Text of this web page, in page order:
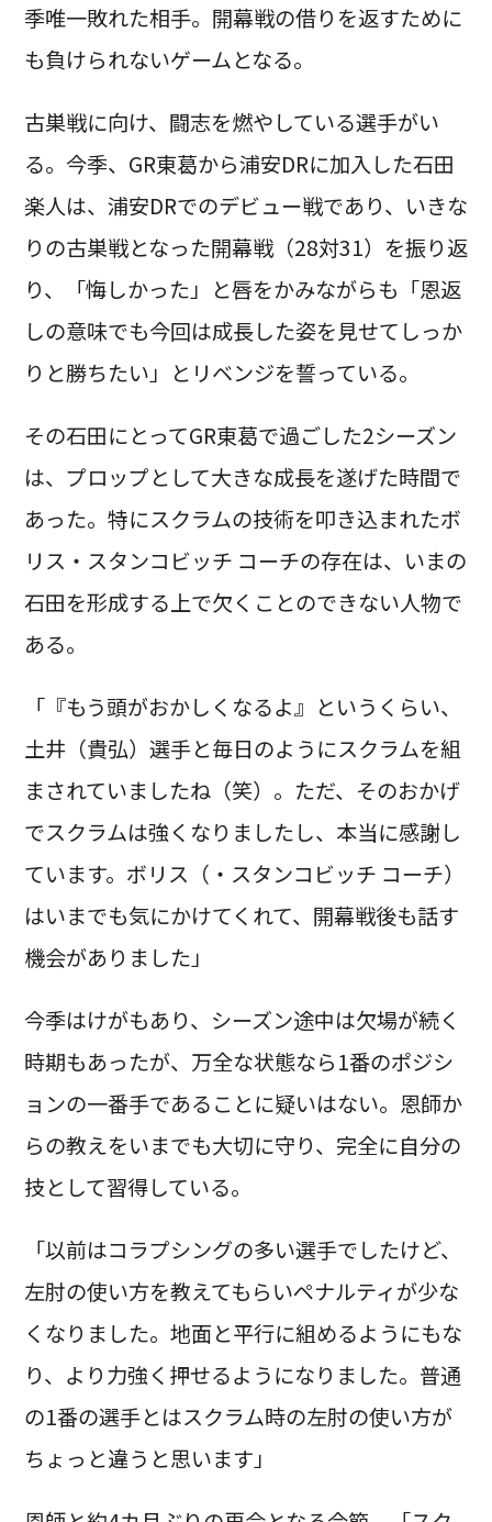
季唯一敗れた相手。開幕戦の借りを返すために
も負けられないゲームとなる。
古巣戦に向け、闘志を燃やしている選手がい
る。今季、GR東葛から浦安DRに加入した石田
楽人は、浦安DRでのデビュー戦であり、いきな
りの古巣戦となった開幕戦（28対31）を振り返
り、「悔しかった」と唇をかみながらも「恩返
しの意味でも今回は成長した姿を見せてしっか
りと勝ちたい」とリベンジを誓っている。
その石田にとってGR東葛で過ごした2シーズン
は、プロップとして大きな成長を遂げた時間で
あった。特にスクラムの技術を叩き込まれたボ
リス・スタンコビッチ コーチの存在は、いまの
石田を形成する上で欠くことのできない人物で
ある。
「『もう頭がおかしくなるよ』というくらい、
土井（貴弘）選手と毎日のようにスクラムを組
まされていましたね（笑）。ただ、そのおかげ
でスクラムは強くなりましたし、本当に感謝し
ています。ボリス（・スタンコビッチ コーチ）
はいまでも気にかけてくれて、開幕戦後も話す
機会がありました」
今季はけがもあり、シーズン途中は欠場が続く
時期もあったが、万全な状態なら1番のポジシ
ョンの一番手であることに疑いはない。恩師か
らの教えをいまでも大切に守り、完全に自分の
技として習得している。
「以前はコラプシングの多い選手でしたけど、
左肘の使い方を教えてもらいペナルティが少な
くなりました。地面と平行に組めるようにもな
り、より力強く押せるようになりました。普通
の1番の選手とはスクラム時の左肘の使い方が
ちょっと違うと思います」